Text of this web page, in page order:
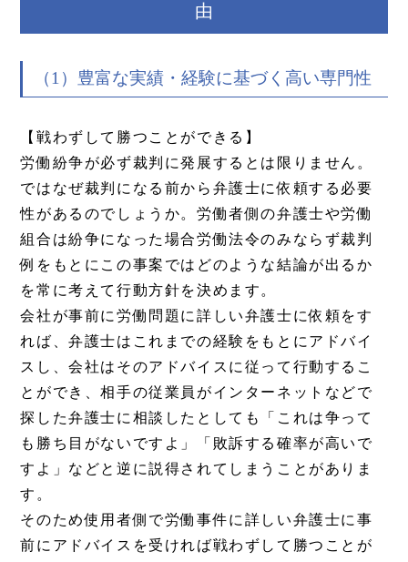
由
（1）豊富な実績・経験に基づく高い専門性
【戦わずして勝つことができる】
労働紛争が必ず裁判に発展するとは限りません。
ではなぜ裁判になる前から弁護士に依頼する必要
性があるのでしょうか。労働者側の弁護士や労働
組合は紛争になった場合労働法令のみならず裁判
例をもとにこの事案ではどのような結論が出るか
を常に考えて行動方針を決めます。
会社が事前に労働問題に詳しい弁護士に依頼をす
れば、弁護士はこれまでの経験をもとにアドバイ
スし、会社はそのアドバイスに従って行動するこ
とができ、相手の従業員がインターネットなどで
探した弁護士に相談したとしても「これは争って
も勝ち目がないですよ」「敗訴する確率が高いで
すよ」などと逆に説得されてしまうことがありま
す。
そのため使用者側で労働事件に詳しい弁護士に事
前にアドバイスを受ければ戦わずして勝つことが